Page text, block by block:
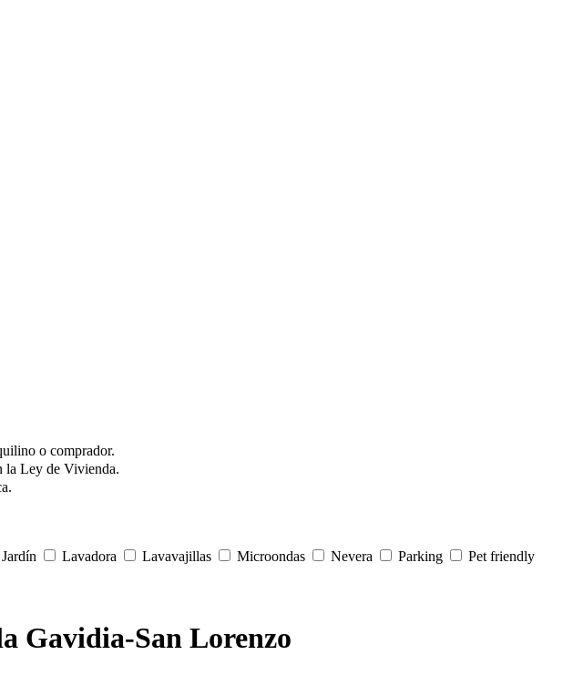
o comprador.
la Ley de Vivienda.
Jardín Lavadora Lavavajillas Microondas Nevera Parking
Pet friendly
Gavidia-San Lorenzo